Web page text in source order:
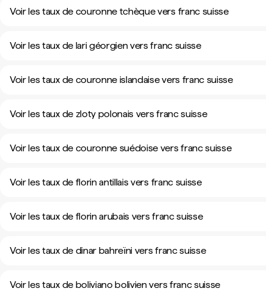
Voir les taux de couronne tchèque vers franc suisse
Voir les taux de lari géorgien vers franc suisse
Voir les taux de couronne islandaise vers franc suisse
Voir les taux de zloty polonais vers franc suisse
Voir les taux de couronne suédoise vers franc suisse
Voir les taux de florin antillais vers franc suisse
Voir les taux de florin arubais vers franc suisse
Voir les taux de dinar bahreïni vers franc suisse
Voir les taux de boliviano bolivien vers franc suisse